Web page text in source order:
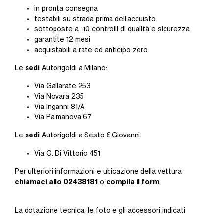
in pronta consegna
testabili su strada prima dell’acquisto
sottoposte a 110 controlli di qualità e sicurezza
garantite 12 mesi
acquistabili a rate ed anticipo zero
Le sedi Autorigoldi a Milano:
Via Gallarate 253
Via Novara 235
Via Inganni 81/A
Via Palmanova 67
Le sedi Autorigoldi a Sesto S.Giovanni:
Via G. Di Vittorio 451
Per ulteriori informazioni e ubicazione della vettura
chiamaci allo 02438181 o compila il form.
La dotazione tecnica, le foto e gli accessori indicati